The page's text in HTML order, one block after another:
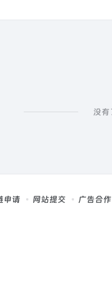
没有
申请 网站提交 广告合作